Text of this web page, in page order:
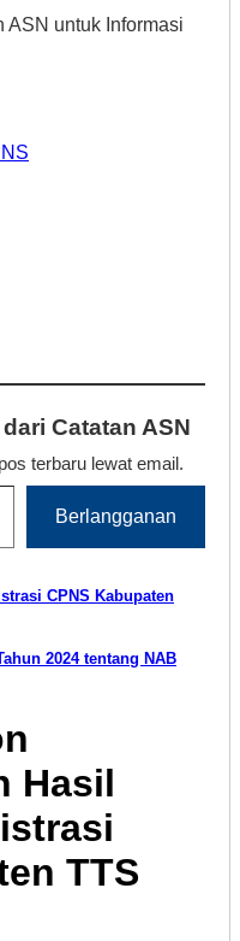
ASN untuk Informasi
Catatan ASN
terbaru lewat email.
Berlangganan
CPNS Kabupaten
2024 tentang NAB
Hasil
TTS